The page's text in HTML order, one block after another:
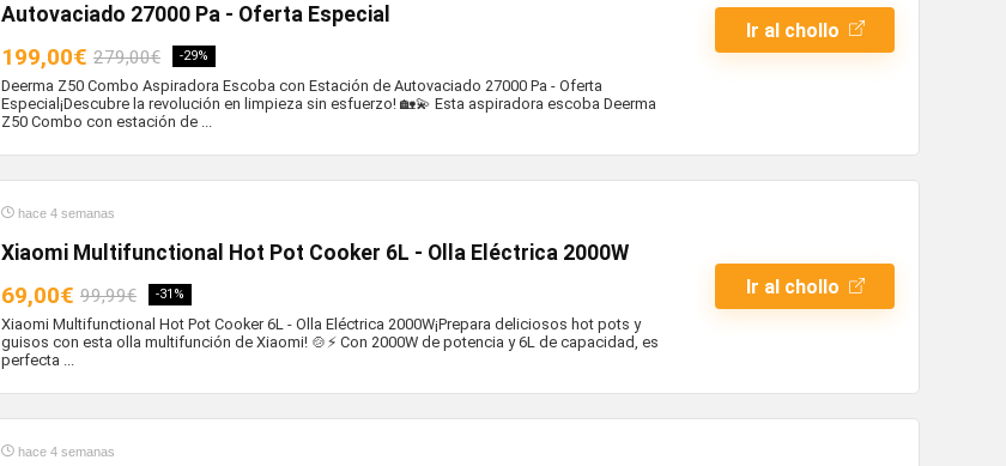
Autovaciado 27000 Pa - Oferta Especial
199,00€ 279,00€ -29%
Deerma Z50 Combo Aspiradora Escoba con Estación de Autovaciado 27000 Pa - Oferta
Especial¡Descubre la revolución en limpieza sin esfuerzo! 🏡💫 Esta aspiradora escoba Deerma
Z50 Combo con estación de ...
Ir al chollo
hace 4 semanas
Xiaomi Multifunctional Hot Pot Cooker 6L - Olla Eléctrica 2000W
69,00€ 99,99€ -31%
Xiaomi Multifunctional Hot Pot Cooker 6L - Olla Eléctrica 2000W¡Prepara deliciosos hot pots y
guisos con esta olla multifunción de Xiaomi! 🍲⚡ Con 2000W de potencia y 6L de capacidad, es
perfecta ...
Ir al chollo
hace 4 semanas